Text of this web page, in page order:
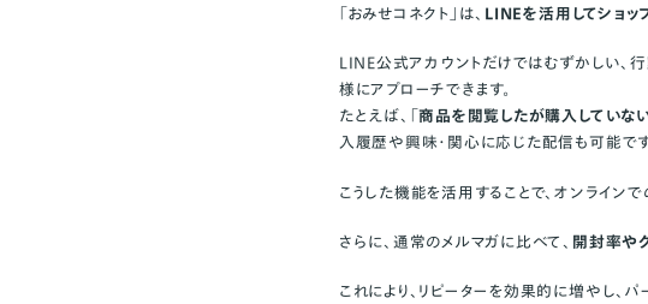
費用について
よくある質問
1.「おみせコネクト」経由の実績は
2.リマインド配信の頻度などは、細
3.「おみせコネクト」で発生する手
導入を検討中の方に
「おみせコネクト」は、 LINEを活用してショッ
LINE公式アカウントだけではむずかしい、
様にアプローチできます。
たとえば、「商品を閲覧したが購入していな
入履歴や興味・関心に応じた配信も可能です
こうした機能を活用することで、オンライン
さらに、通常のメルマガに比べて、 開封率や
これにより、リピーターを効果的に増やし